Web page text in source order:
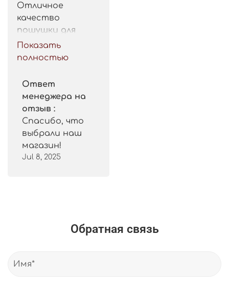
Отличное
качество
пошушки для
такой цены.
Рекомендую.
Показать
полностью
Ответ
менеджера на
отзыв :
Спасибо, что
выбрали наш
магазин!
Jul 8, 2025
Обратная связь